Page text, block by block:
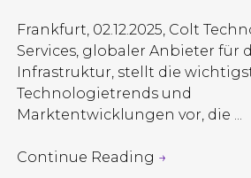
Frankfurt, 02.12.2025, Colt
Services, globaler Anbieter für
Infrastruktur, stellt die
Technologietrends und
Marktentwicklungen vor, die ...
Continue Reading →